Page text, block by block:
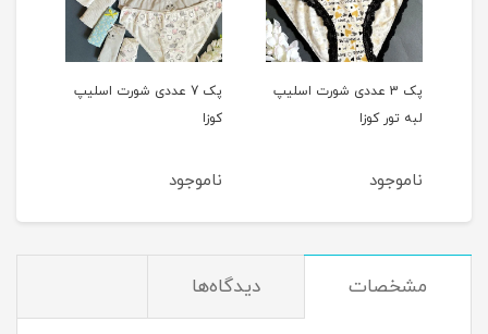
شورت اسلیپ
پک 7 عددی شورت اسلیپ
پک 3 عددی شورت اسلیپ
مشخصات دیدگاه‌ها